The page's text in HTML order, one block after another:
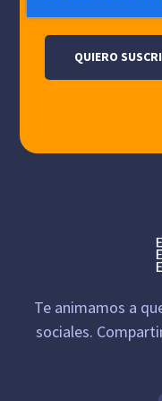
Te animamos a
sociales.